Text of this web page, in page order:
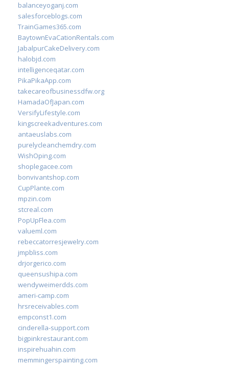
balanceyoganj.com
salesforceblogs.com
TrainGames365.com
BaytownEvaCationRentals.com
JabalpurCakeDelivery.com
halobjd.com
intelligenceqatar.com
PikaPikaApp.com
takecareofbusinessdfw.org
HamadaOfJapan.com
VersifyLifestyle.com
kingscreekadventures.com
antaeuslabs.com
purelycleanchemdry.com
WishOping.com
shoplegacee.com
bonvivantshop.com
CupPlante.com
mpzin.com
stcreal.com
PopUpFlea.com
valueml.com
rebeccatorresjewelry.com
jmpbliss.com
drjorgerico.com
queensushipa.com
wendyweimerdds.com
ameri-camp.com
hrsreceivables.com
empconst1.com
cinderella-support.com
bigpinkrestaurant.com
inspirehuahin.com
memmingerspainting.com